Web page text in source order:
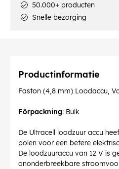
50.000+ producten
Snelle bezorging
Productinformatie
Faston (4,8 mm) Loodaccu,
Förpackning: Bulk
De Ultracell loodzuur accu
polen voor een betere
De loodzuuraccu van 12 V is
ononderbreekbare